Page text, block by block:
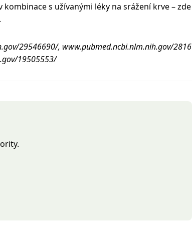
s užívanými léky na srážení krve – zde
29546690/, www.pubmed.ncbi.nlm.nih.gov/2816
19505553/